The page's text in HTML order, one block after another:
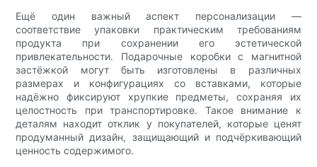
Ещё один важный аспект персонализации —
соответствие упаковки практическим требованиям
продукта при сохранении его эстетической
привлекательности. Подарочные коробки с магнитной
застёжкой могут быть изготовлены в различных
размерах и конфигурациях со вставками, которые
надёжно фиксируют хрупкие предметы, сохраняя их
целостность при транспортировке. Такое внимание к
деталям находит отклик у покупателей, которые ценят
продуманный дизайн, защищающий и подчёркивающий
ценность содержимого.